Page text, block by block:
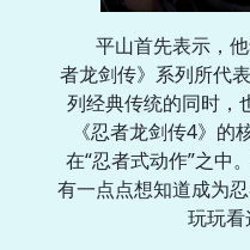
平山首先表示，
者龙剑传》系列所代
列经典传统的同时，
《忍者龙剑传4》的
在“忍者式动作”之中
有一点点想知道成为
玩玩看